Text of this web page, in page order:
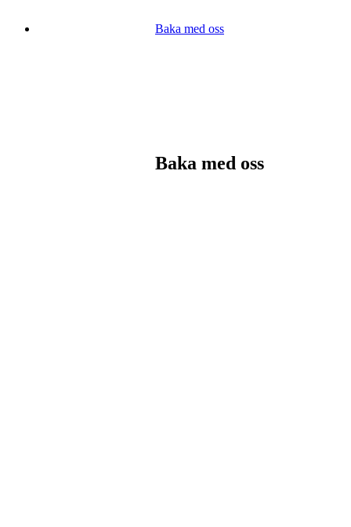
Baka med oss
Baka med oss